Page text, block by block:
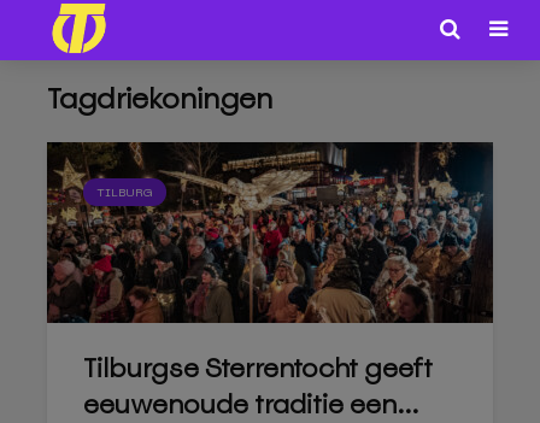
Tagdriekoningen
TILBURG
Tilburgse Sterrentocht geeft
eeuwenoude traditie een...